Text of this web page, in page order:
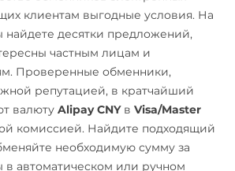
Карта МИР RUB
Любой банк
USD RUB EUR
THB
TRY BYN
PLN
GEL
МТС Банк RUB
клиентам выгодные условия. На
десятки предложений,
частным лицам и
Проверенные обменники,
репутацией, в кратчайший
валюту Alipay CNYв Visa/Master
комиссией. Найдите подходящий
необходимую сумму за
в автоматическом или ручном